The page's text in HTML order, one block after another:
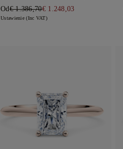
Od€ 1.386,70€ 1.248,03
Ustawienie (Inc VAT)